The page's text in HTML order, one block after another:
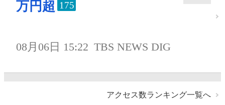
万円超 175
08月06日 15:22 TBS NEWS DIG
アクセス数ランキング一覧へ